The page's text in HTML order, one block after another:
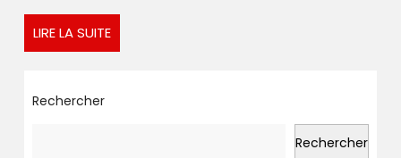
LIRE LA SUITELIRE
LA
Rechercher
Rechercher